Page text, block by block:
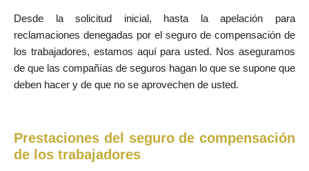
Desde la solicitud inicial, hasta la apelación para
reclamaciones denegadas por el seguro de compensación de
los trabajadores, estamos aquí para usted. Nos aseguramos
de que las compañías de seguros hagan lo que se supone que
deben hacer y de que no se aprovechen de usted.
Prestaciones del seguro de compensación
de los trabajadores